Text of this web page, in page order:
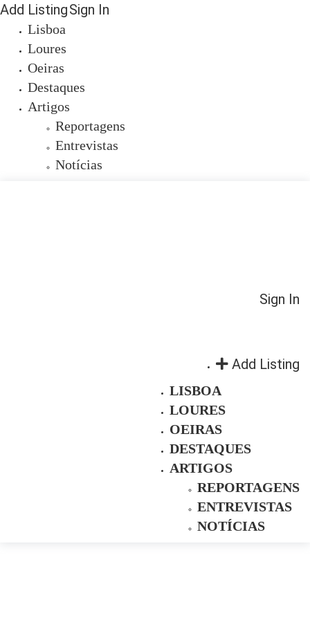
Add ListingSign In
Lisboa
Loures
Oeiras
Destaques
Artigos
Reportagens
Entrevistas
Notícias
Sign In
Add Listing
LISBOA
LOURES
OEIRAS
DESTAQUES
ARTIGOS
REPORTAGENS
ENTREVISTAS
NOTÍCIAS